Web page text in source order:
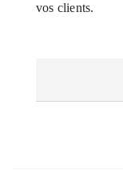
vos clients.